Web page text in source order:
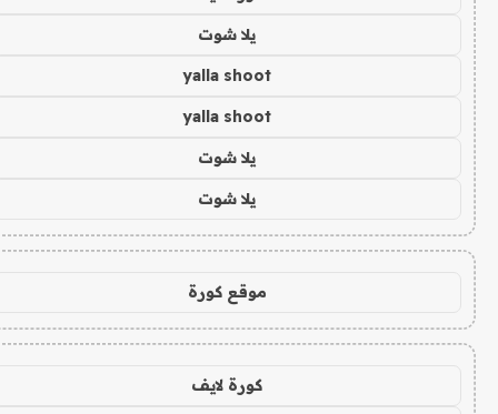
يلا شوت
yalla shoot
yalla shoot
يلا شوت
يلا شوت
موقع كورة
كورة لايف